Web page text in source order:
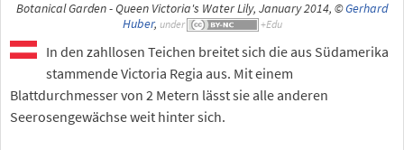
Botanical Garden - Queen Victoria's Water Lily, January 2014, ©Gerhard
Huber, under
In den zahllosen Teichen breitet sich die aus Südamerika
stammende Victoria Regia aus. Mit einem
Blattdurchmesser von 2 Metern lässt sie alle anderen
Seerosengewächse weit hinter sich.